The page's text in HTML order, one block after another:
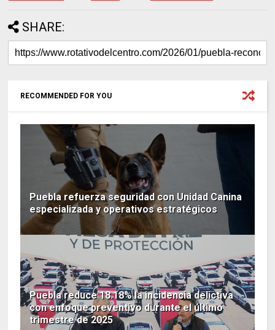
SHARE:
RECOMMENDED FOR YOU
Puebla refuerza seguridad con Unidad Canina
especializada y operativos estratégicos
Puebla reduce 18.18% la incidencia delictiva
con enfoque preventivo durante el último
trimestre de 2025